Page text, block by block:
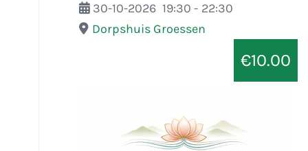
30-10-2026 19:30 - 22:30
Dorpshuis Groessen
€10.00